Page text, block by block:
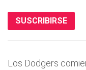
SUSCRIBIRSE
Los Dodgers